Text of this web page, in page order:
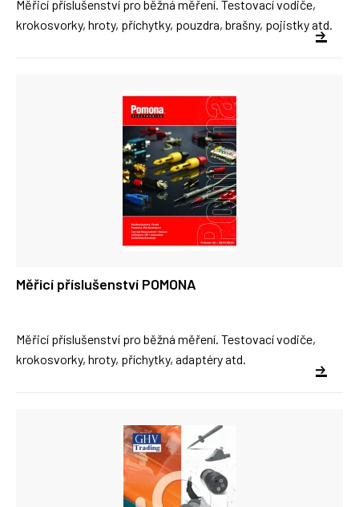
Měřicí příslušenství pro běžná měření. Testovací vodiče,
krokosvorky, hroty, příchytky, pouzdra, brašny, pojistky atd.
Měřicí příslušenství POMONA
Měřicí příslušenství pro běžná měření. Testovací vodiče,
krokosvorky, hroty, příchytky, adaptéry atd.